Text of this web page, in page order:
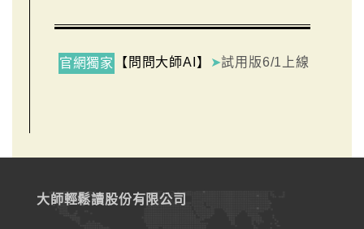
官網獨家 【問問大師AI】 ➤試用版6/1上線
大師輕鬆讀股份有限公司